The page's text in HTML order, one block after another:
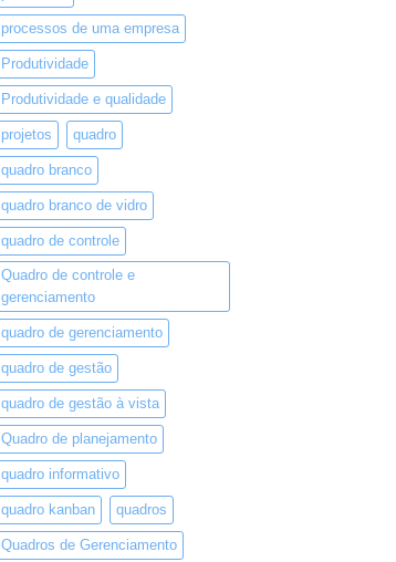
processos de uma empresa
Produtividade
Produtividade e qualidade
projetos quadro
quadro branco
quadro branco de vidro
quadro de controle
Quadro de controle e
gerenciamento
quadro de gerenciamento
quadro de gestão
quadro de gestão à vista
Quadro de planejamento
quadro informativo
quadro kanban quadros
Quadros de Gerenciamento